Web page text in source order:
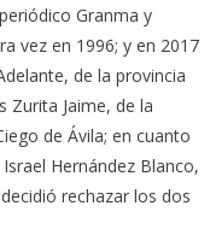
Granma y
vez en 1996; y en 2017
de la provincia
Zurita Jaime, de la
de Ávila; en cuanto
Hernández Blanco,
rechazar los dos